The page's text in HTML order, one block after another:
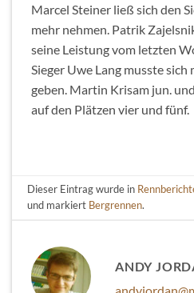
Marcel Steiner ließ sich den
mehr nehmen. Patrik
seine Leistung vom letzten
Sieger Uwe Lang musste
geben. Martin Krisam jun.
auf den Plätzen vier und fünf.
Dieser Eintrag wurde in
und markiert Bergrennen.
ANDY